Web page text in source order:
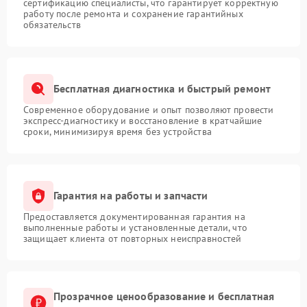
работу после ремонта и сохранение гарантийных
обязательств
Бесплатная диагностика и быстрый ремонт
Современное оборудование и опыт позволяют провести
экспресс-диагностику и восстановление в кратчайшие
сроки, минимизируя время без устройства
Гарантия на работы и запчасти
Предоставляется документированная гарантия на
выполненные работы и установленные детали, что
защищает клиента от повторных неисправностей
Прозрачное ценообразование и бесплатная